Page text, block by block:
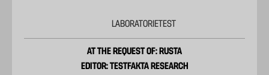
LABORATORIETEST
AT THE REQUEST OF: RUSTA
EDITOR: TESTFAKTA RESEARCH